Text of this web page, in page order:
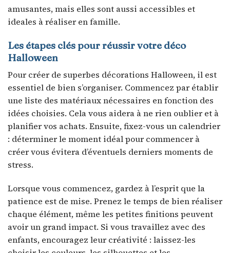
amusantes, mais elles sont aussi accessibles et
ideales à réaliser en famille.
Les étapes clés pour réussir votre déco
Halloween
Pour créer de superbes décorations Halloween, il est
essentiel de bien s’organiser. Commencez par établir
une liste des matériaux nécessaires en fonction des
idées choisies. Cela vous aidera à ne rien oublier et à
planifier vos achats. Ensuite, fixez-vous un calendrier
: déterminer le moment idéal pour commencer à
créer vous évitera d’éventuels derniers moments de
stress.
Lorsque vous commencez, gardez à l’esprit que la
patience est de mise. Prenez le temps de bien réaliser
chaque élément, même les petites finitions peuvent
avoir un grand impact. Si vous travaillez avec des
enfants, encouragez leur créativité : laissez-les